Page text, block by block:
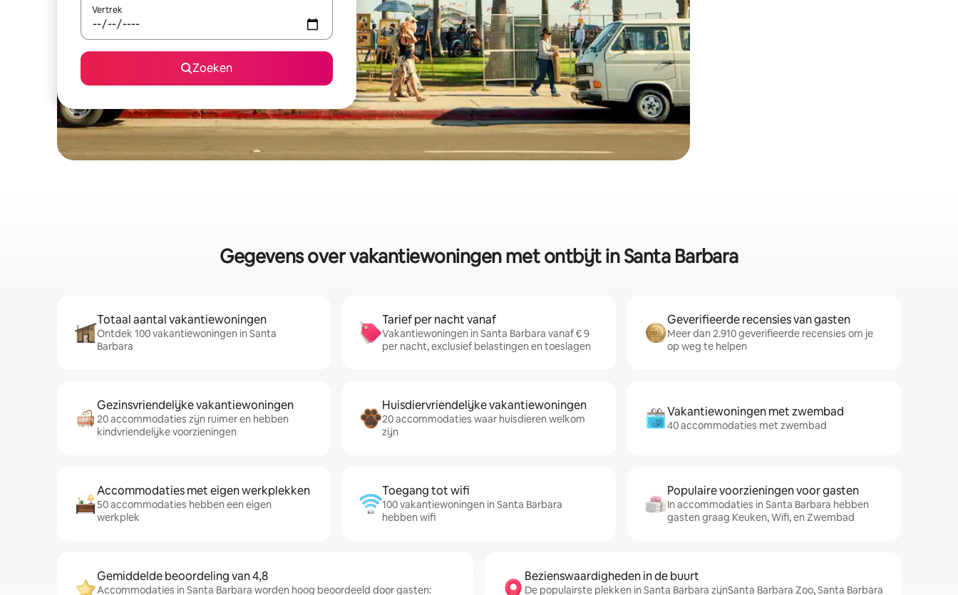
Vertrek
Zoeken
Gegevens over vakantiewoningen met ontbijt in Santa Barbara
Totaal aantal vakantiewoningen
Ontdek 100 vakantiewoningen in Santa
Barbara
Tarief per nacht vanaf
Vakantiewoningen in Santa Barbara vanaf € 9
per nacht, exclusief belastingen en toeslagen
Geverifieerde recensies van gasten
Meer dan 2.910 geverifieerde recensies om je
op weg te helpen
Gezinsvriendelijke vakantiewoningen
20 accommodaties zijn ruimer en hebben
kindvriendelijke voorzieningen
Huisdiervriendelijke vakantiewoningen
20 accommodaties waar huisdieren welkom
zijn
Vakantiewoningen met zwembad
40 accommodaties met zwembad
Accommodaties met eigen werkplekken
50 accommodaties hebben een eigen
werkplek
Toegang tot wifi
100 vakantiewoningen in Santa Barbara
hebben wifi
Populaire voorzieningen voor gasten
In accommodaties in Santa Barbara hebben
gasten graag Keuken, Wifi, en Zwembad
Gemiddelde beoordeling van 4,8
Accommodaties in Santa Barbara worden hoog beoordeeld door gasten:
Bezienswaardigheden in de buurt
De populairste plekken in Santa Barbara zijnSanta Barbara Zoo, Santa Barbara